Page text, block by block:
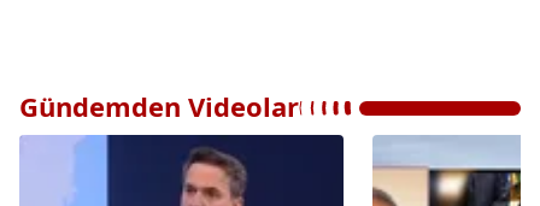
Gündemden Videolar